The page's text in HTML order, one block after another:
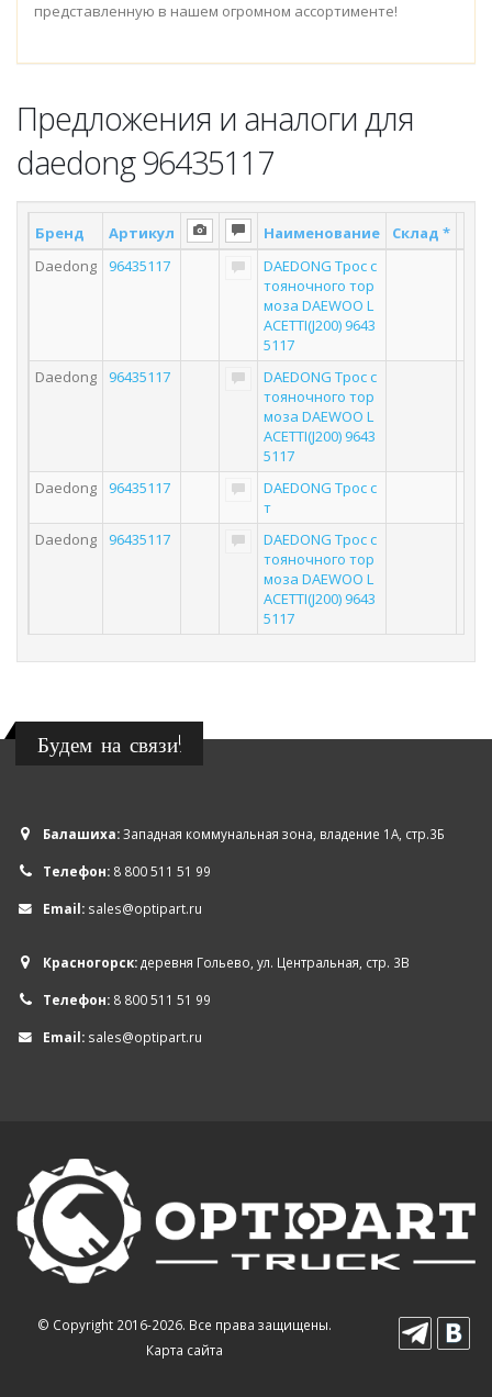
представленную в нашем огромном ассортименте!
Предложения и аналоги для
daedong 96435117
Бренд Артикул Наименование Склад *
Daedong
96435117
DAEDONG Трос с
тояночного тор
моза DAEWOO L
ACETTI(J200) 9643
5117
Daedong
96435117
DAEDONG Трос с
тояночного тор
моза DAEWOO L
ACETTI(J200) 9643
5117
Daedong
96435117
DAEDONG Трос с
т
Daedong
96435117
DAEDONG Трос с
тояночного тор
моза DAEWOO L
ACETTI(J200) 9643
5117
Будем на связи!
Балашиха:Западная коммунальная зона, владение 1А, стр.3Б
Телефон: 8 800 511 51 99
Email: sales@optipart.ru
Красногорск:деревня Гольево, ул. Центральная, стр. 3В
Телефон: 8 800 511 51 99
Email: sales@optipart.ru
© Copyright 2016-2026. Все права защищены.
Карта сайта